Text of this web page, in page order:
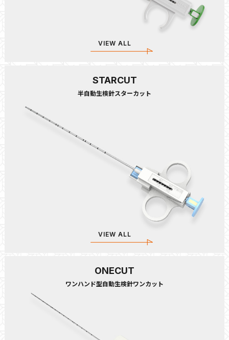
VIEW ALL
STARCUT
半自動生検針スターカット
VIEW ALL
ONECUT
ワンハンド型自動生検針ワンカット